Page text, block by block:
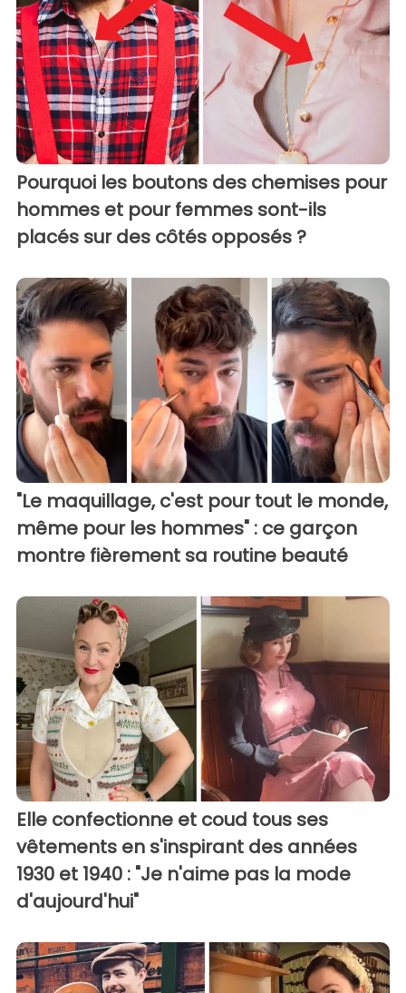
Pourquoi les boutons des chemises pour
hommes et pour femmes sont-ils
placés sur des côtés opposés ?
"Le maquillage, c'est pour tout le monde,
même pour les hommes" : ce garçon
montre fièrement sa routine beauté
Elle confectionne et coud tous ses
vêtements en s'inspirant des années
1930 et 1940 : "Je n'aime pas la mode
d'aujourd'hui"